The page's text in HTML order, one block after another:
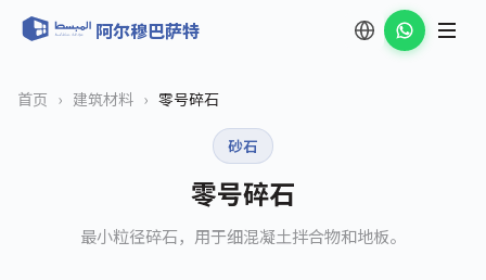
阿尔穆巴萨特
首页 › 建筑材料 › 零号碎石
砂石
零号碎石
最小粒径碎石，用于细混凝土拌合物和地板。